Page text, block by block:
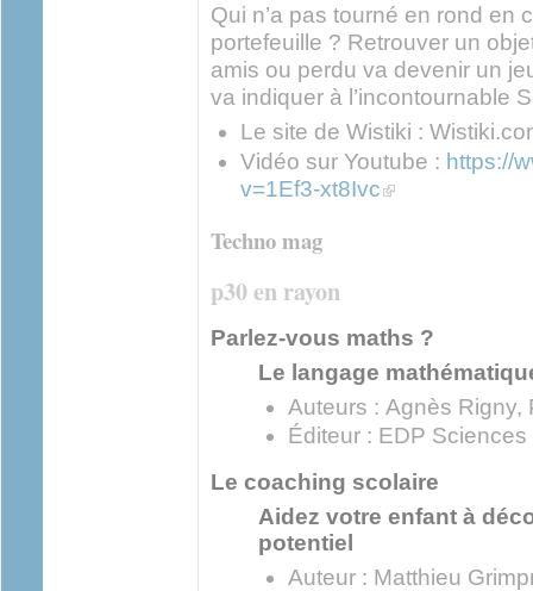
Qui n’a pas tourné en rond en
portefeuille ? Retrouver un
amis ou perdu va devenir un
va indiquer à l’incontournable
Le site de Wistiki :
Vidéo sur Youtube : https://
v=1Ef3-xt8Ivc(link is external)
Techno mag
p30 en rayon
Parlez-vous maths ?
Le langage
Auteurs : Agnès Rigny,
Éditeur : EDP Sciences
Le coaching scolaire
Aidez votre enfant à
potentiel
Auteur : Matthieu